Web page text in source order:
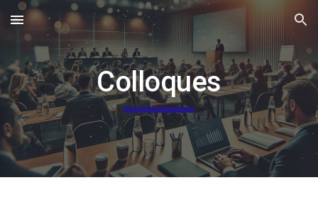
Skip to main content Skip to navigation
Colloques